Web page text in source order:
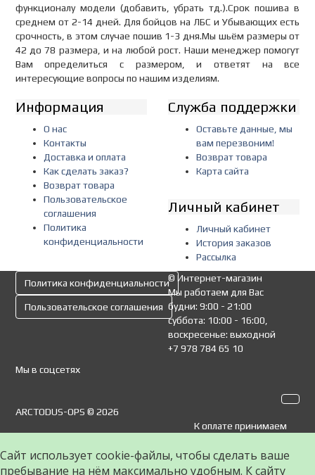
функционалу модели (добавить, убрать тд.).Срок пошива в
среднем от 2-14 дней. Для бойцов на ЛБС и Убывающих есть
срочность, в этом случае пошив 1-3 дня.Мы шьём размеры от
42 до 78 размера, и на любой рост. Наши менеджер помогут
Вам определиться с размером, и ответят на все
интересующие вопросы по нашим изделиям.
Информация
О нас
Контакты
Доставка и оплата
Как сделать заказ?
Возврат товара
Пользовательское
соглашения
Политика
конфиденциальности
Служба поддержки
Оставьте данные, мы
вам перезвоним!
Возврат товара
Карта сайта
Личный кабинет
Личный кабинет
История заказов
Рассылка
Политика конфиденциальности
Пользовательское соглашения
© Интернет-магазин
Мы работаем для Вас
будни: 9:00 - 21:00
суббота: 10:00 - 16:00,
воскресенье: выходной
+7 978 784 65 10
Мы в соцсетях
ARCTODUS-OPS © 2026
К оплате принимаем
Сайт использует cookie-файлы, чтобы сделать ваше
пребывание на нём максимально удобным. К cайту